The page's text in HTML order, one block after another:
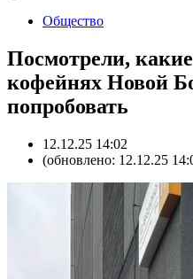
Общество
Посмотрели,
кофейнях Новой
попробовать
12.12.25 14:02
(обновлено: 12.12.25